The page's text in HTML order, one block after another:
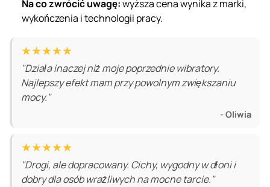
Na co zwrócić uwagę:wyższa cena wynika z marki,
wykończenia i technologii pracy.
★★★★★
"Działa inaczej niż moje poprzednie wibratory.
Najlepszy efekt mam przy powolnym zwiększaniu
mocy."
- Oliwia
★★★★★
"Drogi, ale dopracowany. Cichy, wygodny w dłoni i
dobry dla osób wrażliwych na mocne tarcie."